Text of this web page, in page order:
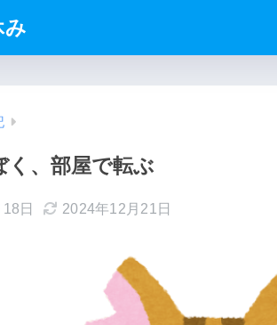
く、部屋で転ぶ
日 2024年12月21日